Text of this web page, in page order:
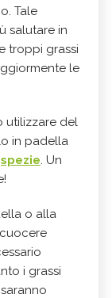
Tale
salutare in
troppi grassi
le
utilizzare del
in padella
spezie. Un
o alla
i grassi